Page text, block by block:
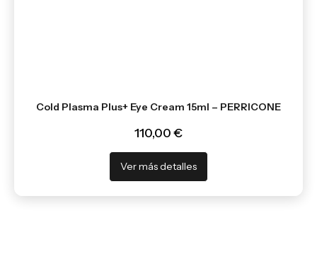
Cold Plasma Plus+ Eye Cream 15ml – PERRICONE
110,00 €
Ver más detalles